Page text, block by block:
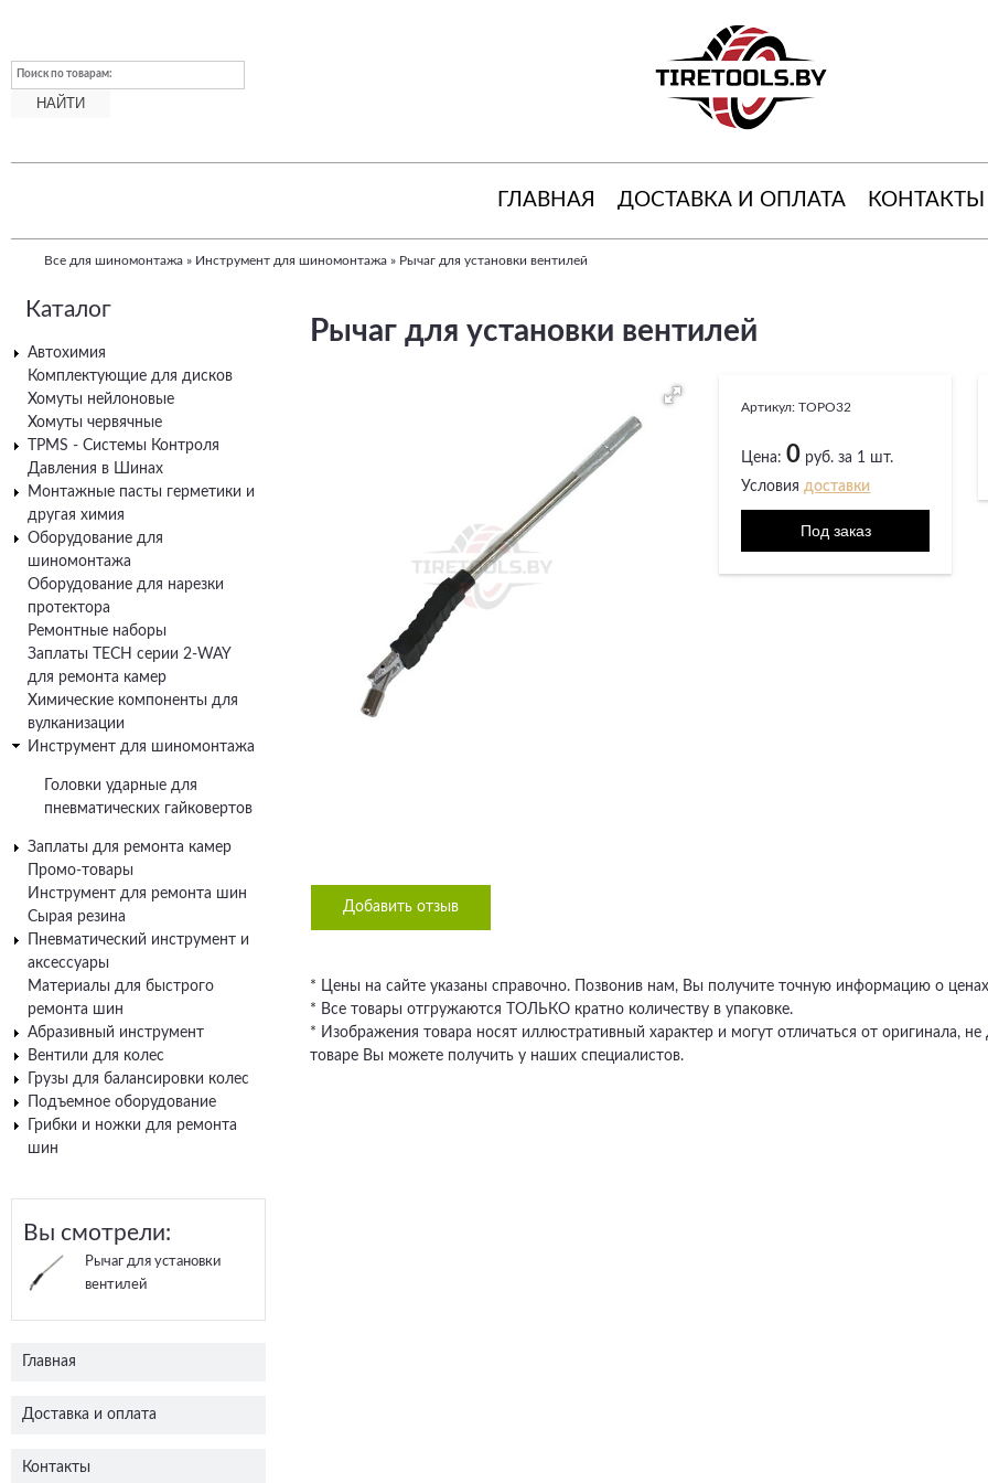
Поиск по товарам:
ГЛАВНАЯ ДОСТАВКА И ОПЛАТА КОНТАКТЫ
здесь
Все для шиномонтажа » Инструмент для шиномонтажа » Рычаг для установки вентилей
Рычаг для установки вентилей
Артикул:TOPO32
Цена:0 руб. за 1 шт.
Условиядоставки
Добавить отзыв
* Цены на сайте указаны справочно. Позвонив нам, Вы получите точную информацию о
* Все товары отгружаются ТОЛЬКО кратно количеству в упаковке.
* Изображения товара носят иллюстративный характер и могут отличаться от оригинала,
товаре Вы можете получить у наших специалистов.
Каталог
Автохимия
Комплектующие для дисков
Хомуты нейлоновые
Хомуты червячные
TPMS - Системы Контроля
Давления в Шинах
Монтажные пасты герметики и
другая химия
Оборудование для
шиномонтажа
Оборудование для нарезки
протектора
Ремонтные наборы
Заплаты TECH серии 2-WAY
для ремонта камер
Химические компоненты для
вулканизации
Инструмент для шиномонтажа
Головки ударные для
пневматических гайковертов
Заплаты для ремонта камер
Промо-товары
Инструмент для ремонта шин
Сырая резина
Пневматический инструмент и
аксессуары
Материалы для быстрого
ремонта шин
Абразивный инструмент
Вентили для колес
Грузы для балансировки колес
Подъемное оборудование
Грибки и ножки для ремонта
шин
Вы смотрели:
Рычаг для установки
вентилей
Главная
Доставка и оплата
Контакты